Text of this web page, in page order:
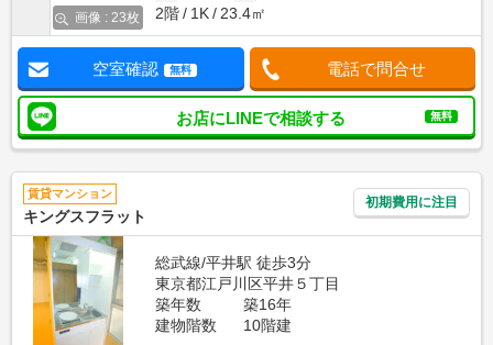
画像 : 23枚
2階
1K 23.4㎡
空室確認 無料 電話で問合せ
お店にLINEで相談する 無料
賃貸マンション
キングスフラット
初期費用に注目
総武線/平井駅 徒歩3分
東京都江戸川区平井５丁目
築年数
築16年
建物階数
10階建